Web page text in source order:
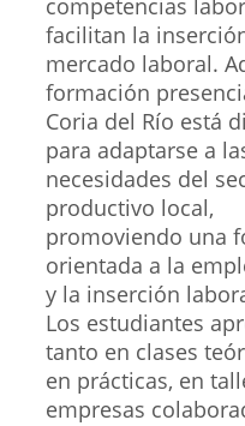
competencias
facilitan la
mercado laboral.
formación
Coria del Río está
para adaptarse a
necesidades del
productivo local,
promoviendo una
orientada a la
y la inserción
Los estudiantes
tanto en clases
en prácticas, en
empresas